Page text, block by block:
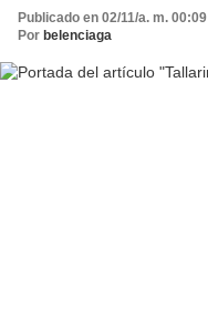
Publicado en 02/11/a. m. 00:09
Por belenciaga